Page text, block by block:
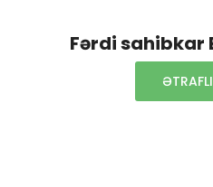
Fərdi sahibkar